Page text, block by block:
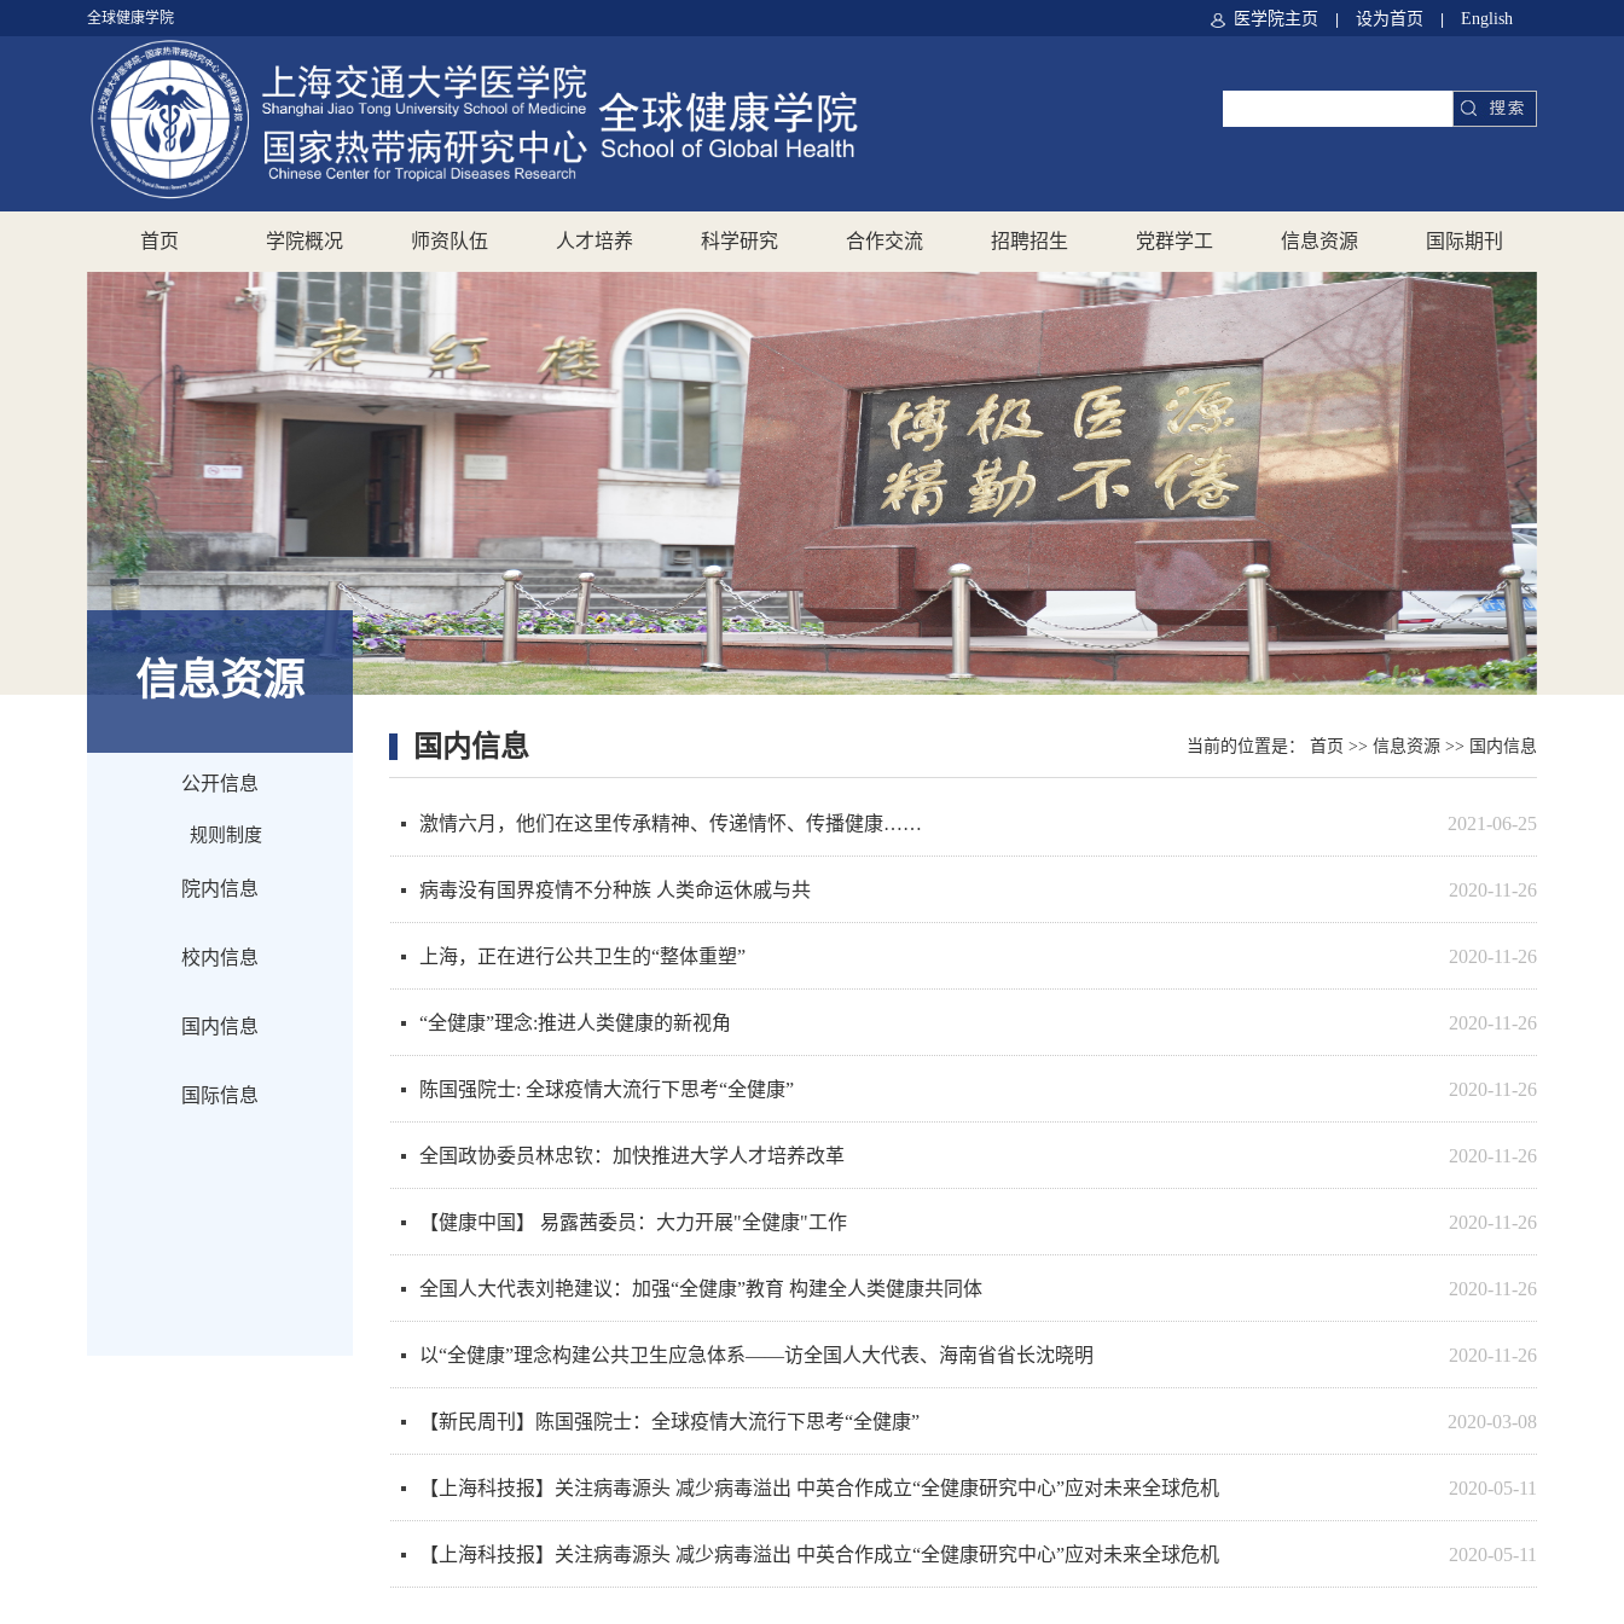
全球健康学院 医学院主页 设为首页 English
首页 学院概况 师资队伍 人才培养 科学研究 合作交流 招聘招生 党群学工 信息资源 国际期刊
信息资源
公开信息
规则制度
院内信息
校内信息
国内信息
国际信息
国内信息 当前的位置是： 首页 >> 信息资源 >> 国内信息
2021-06-25
激情六月，他们在这里传承精神、传递情怀、传播健康……
2020-11-26
病毒没有国界疫情不分种族 人类命运休戚与共
2020-11-26
上海，正在进行公共卫生的“整体重塑”
2020-11-26
“全健康”理念:推进人类健康的新视角
2020-11-26
陈国强院士: 全球疫情大流行下思考“全健康”
2020-11-26
全国政协委员林忠钦：加快推进大学人才培养改革
2020-11-26
【健康中国】 易露茜委员：大力开展"全健康"工作
2020-11-26
全国人大代表刘艳建议：加强“全健康”教育 构建全人类健康共同体
2020-11-26
以“全健康”理念构建公共卫生应急体系——访全国人大代表、海南省省长沈晓明
2020-03-08
【新民周刊】陈国强院士：全球疫情大流行下思考“全健康”
2020-05-11
【上海科技报】关注病毒源头 减少病毒溢出 中英合作成立“全健康研究中心”应对未来全球危机
2020-05-11
【上海科技报】关注病毒源头 减少病毒溢出 中英合作成立“全健康研究中心”应对未来全球危机